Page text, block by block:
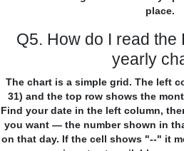
place.
Q5. How do I read the
yearly
The chart is a simple grid. The left
31) and the top row shows the
Find your date in the left column,
you want — the number shown in
on that day. If the cell shows "--" it